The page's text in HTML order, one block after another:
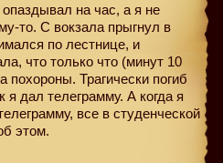
на час, а я не
то. С вокзала прыгнул в
по лестнице, и
что только что (минут 10
похороны. Трагически погиб
я дал телеграмму. А когда я
все в студенческой
этом.